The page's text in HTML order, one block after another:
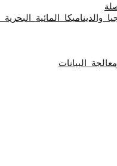
والديناميكا المائية
البيانات